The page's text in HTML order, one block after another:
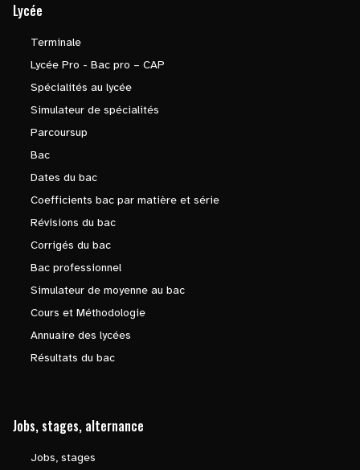
Lycée
Terminale
Lycée Pro - Bac pro – CAP
Spécialités au lycée
Simulateur de spécialités
Parcoursup
Bac
Dates du bac
Coefficients bac par matière et série
Révisions du bac
Corrigés du bac
Bac professionnel
Simulateur de moyenne au bac
Cours et Méthodologie
Annuaire des lycées
Résultats du bac
Jobs, stages, alternance
Jobs, stages